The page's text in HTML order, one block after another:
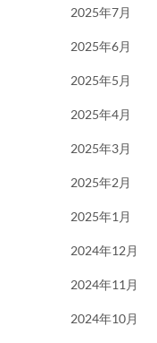
2025年7月
2025年6月
2025年5月
2025年4月
2025年3月
2025年2月
2025年1月
2024年12月
2024年11月
2024年10月